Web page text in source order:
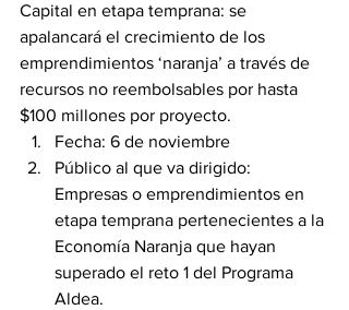
Capital en etapa temprana: se
apalancará el crecimiento de los
emprendimientos ‘naranja’ a través de
recursos no reembolsables por hasta
$100 millones por proyecto.
Fecha: 6 de noviembre
Público al que va dirigido:
Empresas o emprendimientos en
etapa temprana pertenecientes a la
Economía Naranja que hayan
superado el reto 1 del Programa
Aldea.